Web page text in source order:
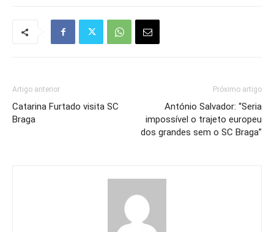
Artigo anterior
Catarina Furtado visita SC
Braga
Próximo artigo
António Salvador: “Seria
impossível o trajeto europeu
dos grandes sem o SC Braga”